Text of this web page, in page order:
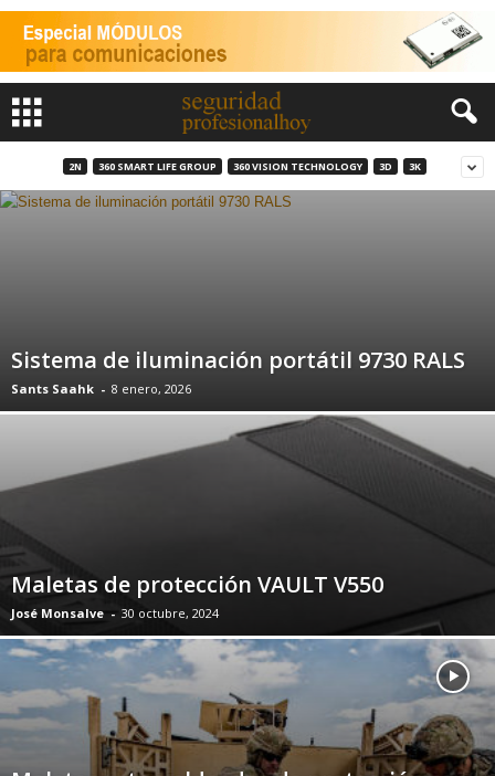
2N 360 SMART LIFE GROUP 360 VISION TECHNOLOGY 3D 3K
Sistema de iluminación portátil 9730 RALS
Sants Saahk - 8 enero, 2026
Maletas de protección VAULT V550
José Monsalve - 30 octubre, 2024